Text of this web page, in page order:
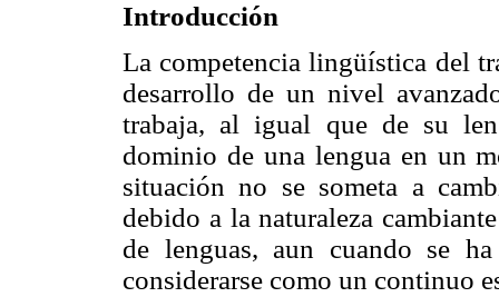
Introducción
La competencia lingüística del
desarrollo de un nivel
trabaja, al igual que de su
dominio de una lengua en un
situación no se someta a
debido a la naturaleza
de lenguas, aun cuando se
considerarse como un continuo